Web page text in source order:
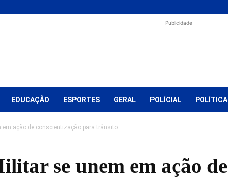
Publicidade
EDUCAÇÃO ESPORTES GERAL POLÍCIAL POLÍTICA
em ação de conscientização para trânsito...
se unem em ação de